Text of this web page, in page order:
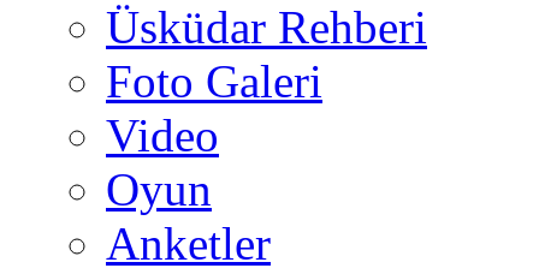
Üsküdar Rehberi
Foto Galeri
Video
Oyun
Anketler